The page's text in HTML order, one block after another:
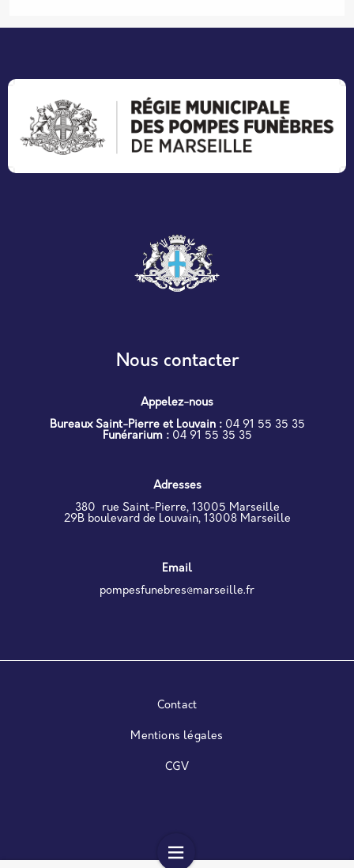
Nous contacter
Appelez-nous
Bureaux Saint-Pierre et Louvain :04 91 55 35 35
Funérarium :04 91 55 35 35
Adresses
380 rue Saint-Pierre, 13005 Marseille
29B boulevard de Louvain, 13008 Marseille
Email
pompesfunebres@marseille.fr
Contact
Mentions légales
CGV